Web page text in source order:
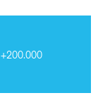
+200.000